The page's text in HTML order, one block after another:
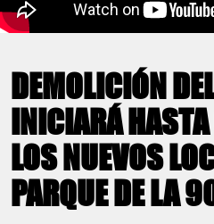
DEMOLICIÓN
INICIARÁ
LOS NUEVOS
PARQUE DE LA